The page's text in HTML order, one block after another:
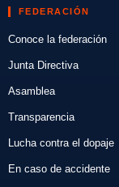
FEDERACIÓN
Conoce la federación
Junta Directiva
Asamblea
Transparencia
Lucha contra el dopaje
En caso de accidente